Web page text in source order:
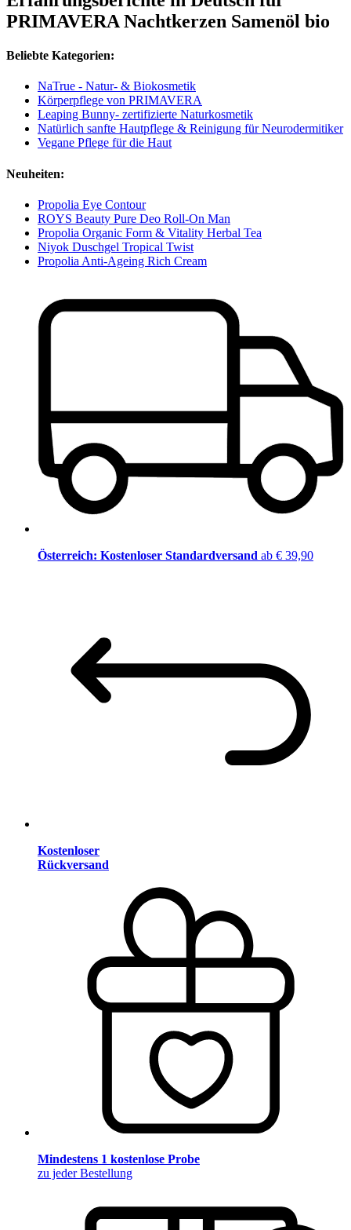
PRIMAVERA Nachtkerzen Samenöl bio
Beliebte Kategorien:
NaTrue - Natur- & Biokosmetik
Körperpflege von PRIMAVERA
Leaping Bunny- zertifizierte Naturkosmetik
Natürlich sanfte Hautpflege & Reinigung für Neurodermitiker
Vegane Pflege für die Haut
Neuheiten:
Propolia Eye Contour
ROYS Beauty Pure Deo Roll-On Man
Propolia Organic Form & Vitality Herbal Tea
Niyok Duschgel Tropical Twist
Propolia Anti-Ageing Rich Cream
Österreich: Kostenloser Standardversand ab € 39,90
Kostenloser
Rückversand
Mindestens 1 kostenlose Probe
zu jeder Bestellung